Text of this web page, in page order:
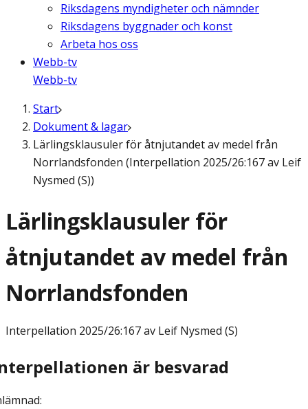
Riksdagens myndigheter och nämnder
Riksdagens byggnader och konst
Arbeta hos oss
Webb-tv
Webb-tv
Start
Dokument & lagar
Lärlingsklausuler för åtnjutandet av medel från
Norrlandsfonden (Interpellation 2025/26:167 av Leif
Nysmed (S))
Lärlingsklausuler för
åtnjutandet av medel från
Norrlandsfonden
Interpellation 2025/26:167 av Leif Nysmed (S)
är besvarad
: